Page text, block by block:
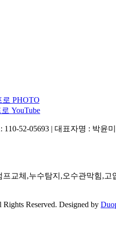
로 PHOTO
YouTube
52-05693 | 대표자명 : 박윤
교체,누수탐지,오수관막힘,고
Reserved. Designed by